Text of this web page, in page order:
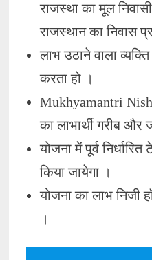
राजस्था का मूल
राजस्थान का निवास
लाभ उठाने वाला
करता हो ।
Mukhyamantri
का लाभार्थी गरीब और
योजना में पूर्व
किया जायेगा ।
योजना का लाभ निजी
।